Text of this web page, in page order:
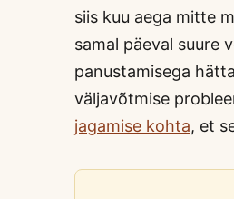
siis kuu aega mitte
samal päeval suure
panustamisega
väljavõtmise
jagamise kohta, et